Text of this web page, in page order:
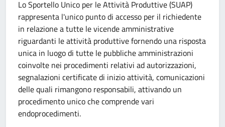
Lo Sportello Unico per le Attività Produttive (SUAP)
rappresenta l'unico punto di accesso per il richiedente
in relazione a tutte le vicende amministrative
riguardanti le attività produttive fornendo una risposta
unica in luogo di tutte le pubbliche amministrazioni
coinvolte nei procedimenti relativi ad autorizzazioni,
segnalazioni certificate di inizio attività, comunicazioni
delle quali rimangono responsabili, attivando un
procedimento unico che comprende vari
endoprocedimenti.